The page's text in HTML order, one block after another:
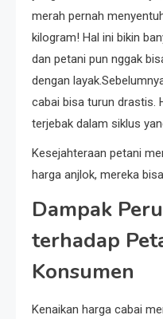
merah pernah
kilogram! Hal ini bikin
dan petani pun nggak
dengan
cabai bisa turun drastis.
terjebak dalam siklus
Kesejahteraan petani
harga anjlok, mereka
Dampak
terhadap
Konsumen
Kenaikan harga cabai